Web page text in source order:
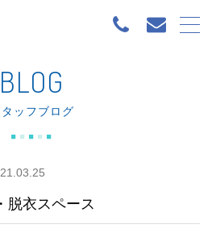
BLOG
タッフブログ
衣スペース